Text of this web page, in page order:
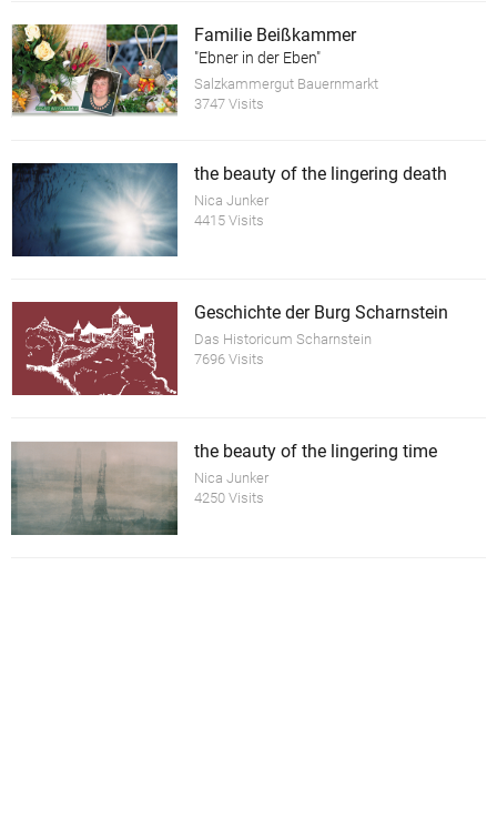
Familie Beißkammer
"Ebner in der Eben"
Salzkammergut Bauernmarkt
3747 Visits
the beauty of the lingering death
Nica Junker
4415 Visits
Geschichte der Burg Scharnstein
Das Historicum Scharnstein
7696 Visits
the beauty of the lingering time
Nica Junker
4250 Visits